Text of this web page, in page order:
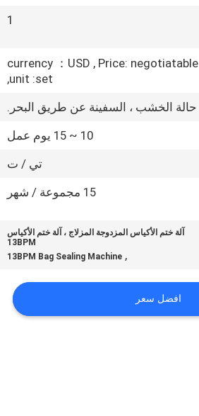
1
currency ：USD , Price: negotiatable
,unit :set
حالة الخشب ، السفينة عن طريق البحر.
10 ~ 15 يوم عمل
تي / ت
15 مجموعة / شهر
آلة ختم الأكياس المزدوجة المزلاج ، آلة ختم الأكياس
13BPM
,
13BPM Bag Sealing Machine
افضل سعر